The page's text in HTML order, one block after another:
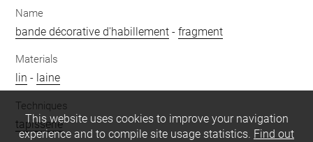
Name
bande décorative d'habillement -fragment
Materials
lin - laine
Techniques
tapisserie
This website uses cookies to improve your navigation
experience and to compile site usage statistics. Find out